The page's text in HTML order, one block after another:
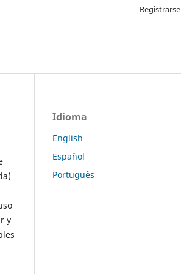
Registrarse
y
Idioma
English
Español
Português